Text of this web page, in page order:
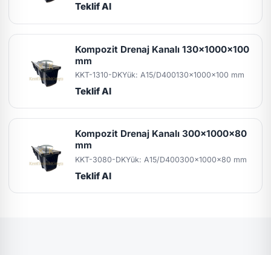
Teklif Al
Kompozit Drenaj Kanalı 130x1000x100
mm
KKT-1310-DKYük: A15/D400130x1000x100 mm
Teklif Al
Kompozit Drenaj Kanalı 300x1000x80
mm
KKT-3080-DKYük: A15/D400300x1000x80 mm
Teklif Al